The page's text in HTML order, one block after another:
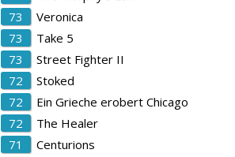
73
Veronica
73
Take 5
73
Street Fighter II
72
Stoked
72
Ein Grieche erobert Chicago
72
The Healer
71
Centurions